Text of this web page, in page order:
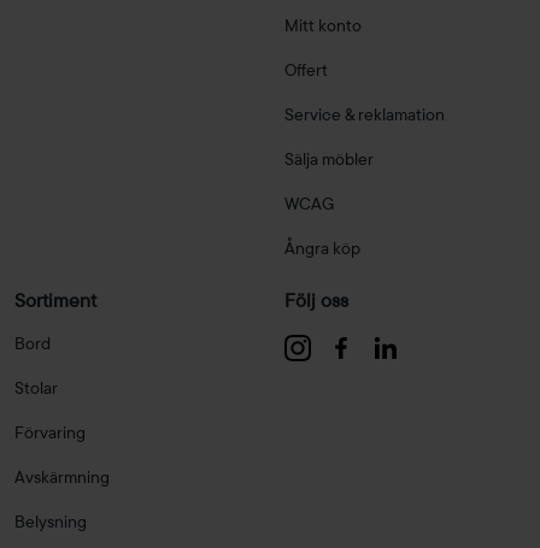
Mitt konto
Offert
Service & reklamation
Sälja möbler
WCAG
Ångra köp
Sortiment
Bord
Stolar
Förvaring
Avskärmning
Belysning
Följ oss